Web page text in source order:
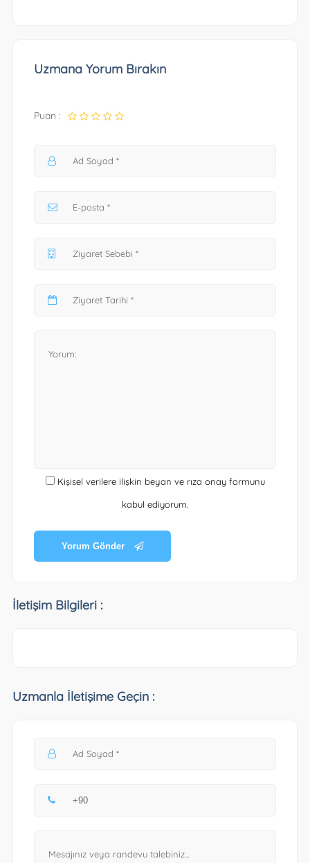
Uzmana Yorum Bırakın
Puan :
Kişisel verilere ilişkin beyan ve rıza onay formunu
kabul ediyorum.
Yorum Gönder
İletişim Bilgileri :
Uzmanla İletişime Geçin :